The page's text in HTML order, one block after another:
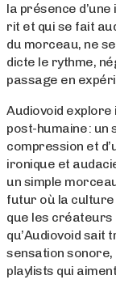
la présence
rit et qui se fait
du morceau, ne
dicte le rythme,
passage en
Audiovoid
post-humaine : un
compression et
ironique et
un simple
futur où la
que les créateurs
qu’Audiovoid sait
sensation
playlists qui